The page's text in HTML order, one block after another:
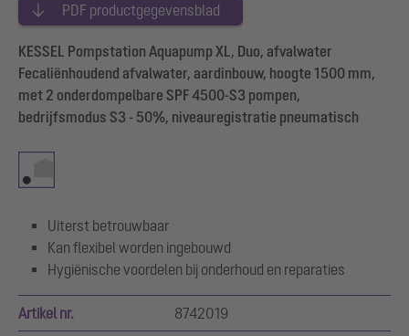
PDF productgegevensblad
KESSEL Pompstation Aquapump XL, Duo, afvalwater
Fecaliënhoudend afvalwater, aardinbouw, hoogte 1500 mm,
met 2 onderdompelbare SPF 4500-S3 pompen,
bedrijfsmodus S3 - 50%, niveauregistratie pneumatisch
Uiterst betrouwbaar
Kan flexibel worden ingebouwd
Hygiënische voordelen bij onderhoud en reparaties
Artikel nr. 8742019